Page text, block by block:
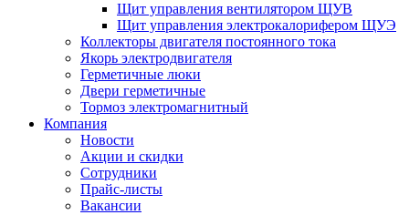
Щит управления вентилятором ЩУВ
Щит управления электрокалорифером ЩУЭ
Коллекторы двигателя постоянного тока
Якорь электродвигателя
Герметичные люки
Двери герметичные
Тормоз электромагнитный
Компания
Новости
Акции и скидки
Сотрудники
Прайс-листы
Вакансии